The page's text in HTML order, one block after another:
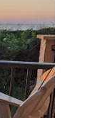
гостите“